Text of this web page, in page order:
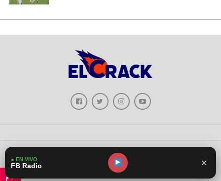
Copyright © 2026 - El Crack Deportes
● EN VIVO
FB Radio ✕